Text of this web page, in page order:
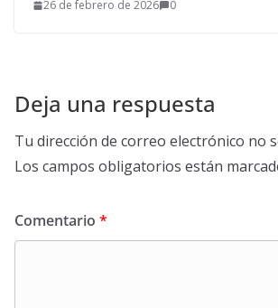
26 de febrero de 2026 0
Deja una respuesta
Tu dirección de correo electrónico no
Los campos obligatorios están
Comentario *